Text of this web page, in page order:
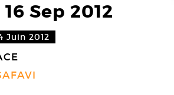
16 Sep 2012
Juin 2012